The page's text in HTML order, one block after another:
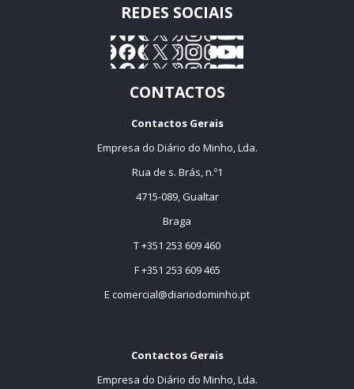
REDES SOCIAIS
CONTACTOS
Contactos Gerais
Empresa do Diário do Minho, Lda.
Rua de s. Brás, n.º1
4715-089, Gualtar
Braga
T +351 253 609 460
F +351 253 609 465
E comercial@diariodominho.pt
Contactos Gerais
Empresa do Diário do Minho, Lda.